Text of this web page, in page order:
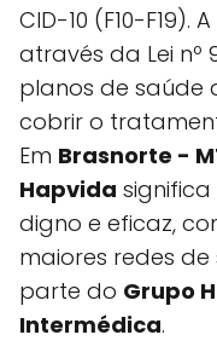
CID-10 (F10-F19).
através da Lei nº
planos de saúde
cobrir o
Em Brasnorte -
Hapvida
digno e eficaz,
maiores redes
parte do Grupo
Intermédica.